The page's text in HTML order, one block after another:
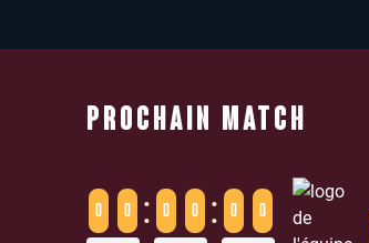
PROCHAIN MATCH
0 0 : 0 0 : 0 0